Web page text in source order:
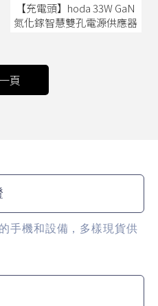
【充電頭】hoda 33W GaN
氮化鎵智慧雙孔電源供應器
頁
手機和設備，多樣現貨供